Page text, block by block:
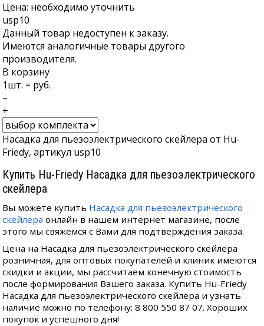
Цена: необходимо уточнить
usp10
Данный товар недоступен к заказу.
Имеются аналогичные товары другого
производителя.
В корзину
1шт. = руб.
–
+
Насадка для пьезоэлектрического скейлера от Hu-
Friedy, артикул usp10
Купить Hu-Friedy Насадка для пьезоэлектрического
скейлера
Вы можете купить Насадка для пьезоэлектрического
скейлера онлайн в нашем интернет магазине, после
этого мы свяжемся с Вами для подтверждения заказа.
Цена на Насадка для пьезоэлектрического скейлера
розничная, для оптовых покупателей и клиник имеются
скидки и акции, мы рассчитаем конечную стоимость
после формирования Вашего заказа. Купить Hu-Friedy
Насадка для пьезоэлектрического скейлера и узнать
наличие можно по телефону: 8 800 550 87 07. Хороших
покупок и успешного дня!